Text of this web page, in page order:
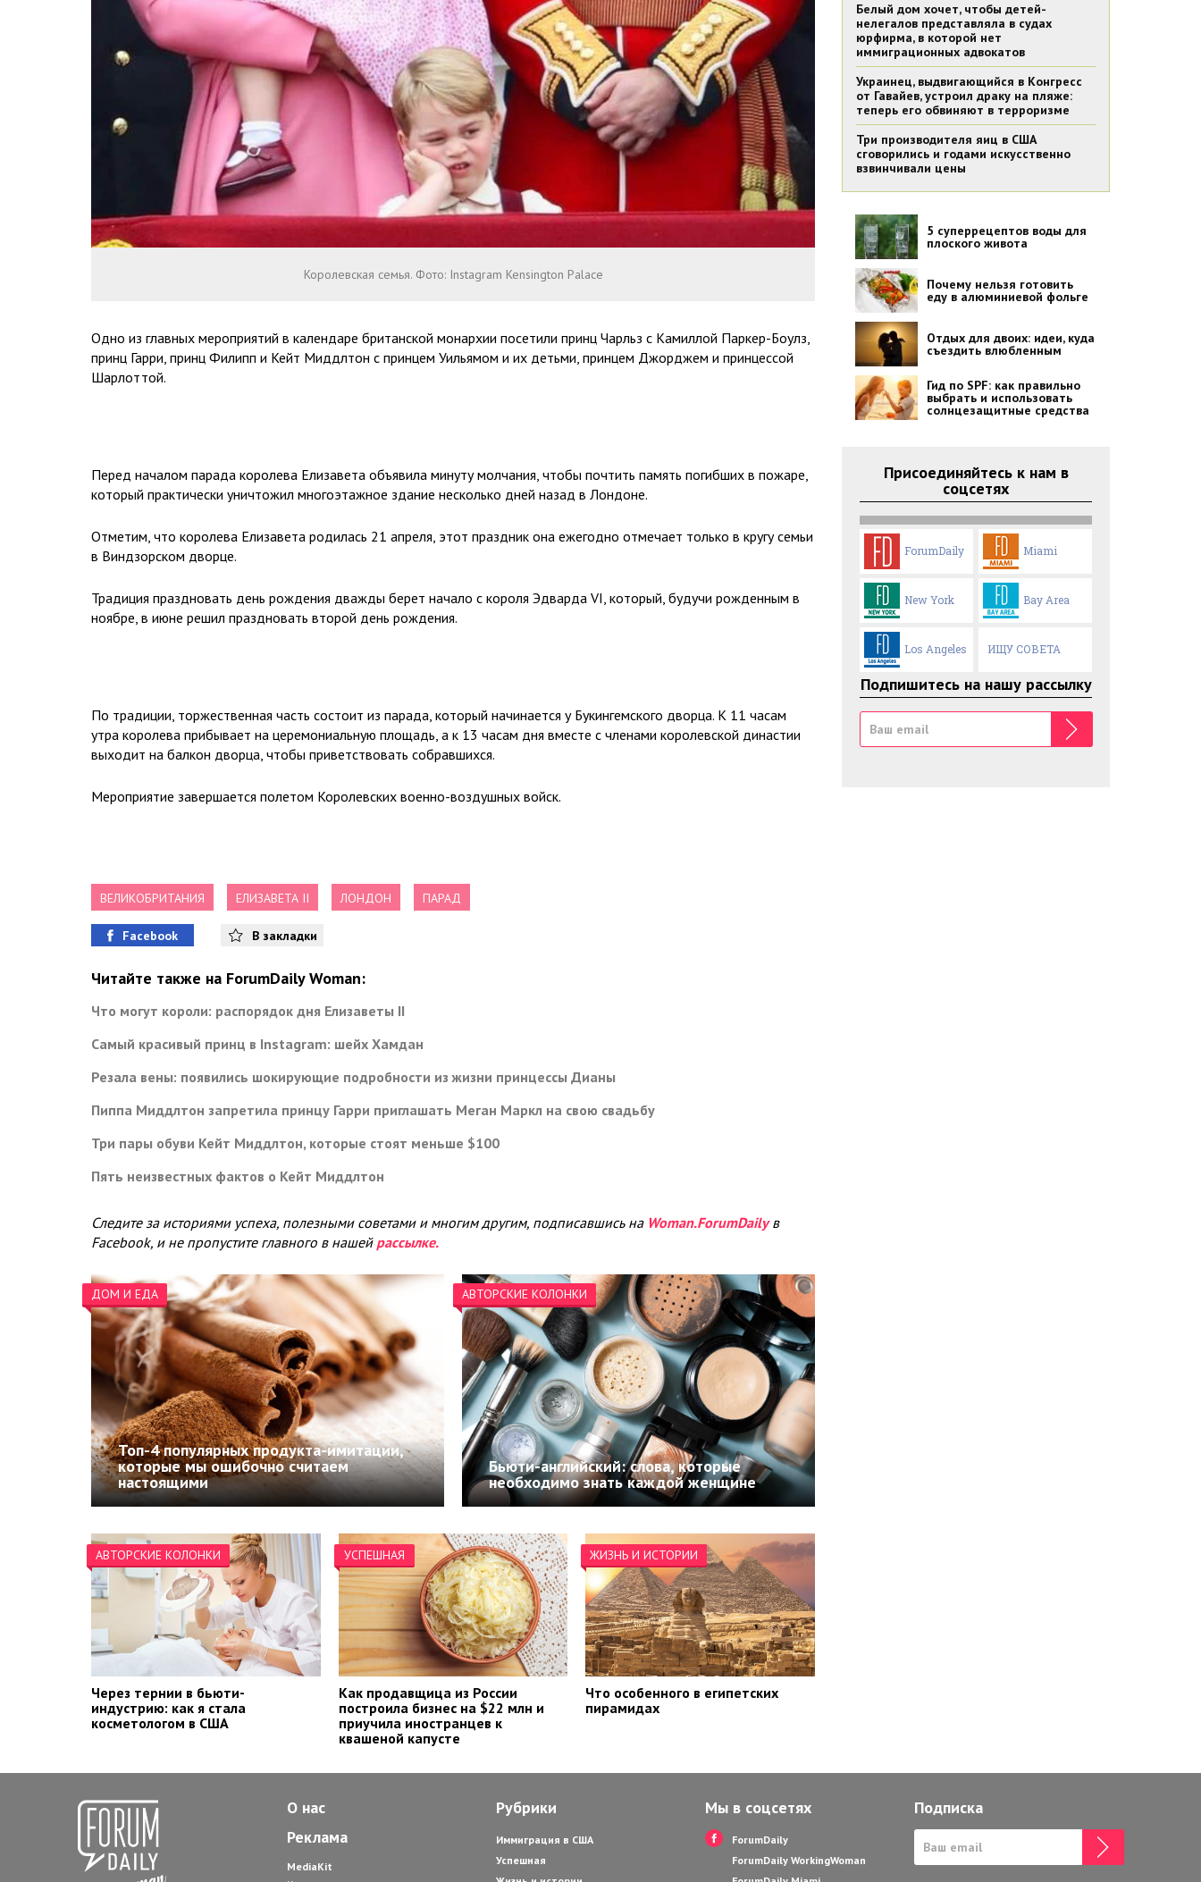
Королевская семья. Фото: Instagram Kensington Palace
Одно из главных мероприятий в календаре британской монархии посетили принц Чарльз с Камиллой Паркер-Боулз,
принц Гарри, принц Филипп и Кейт Миддлтон с принцем Уильямом и их детьми, принцем Джорджем и принцессой
Шарлоттой.
Перед началом парада королева Елизавета объявила минуту молчания, чтобы почтить память погибших в пожаре,
который практически уничтожил многоэтажное здание несколько дней назад в Лондоне.
Отметим, что королева Елизавета родилась 21 апреля, этот праздник она ежегодно отмечает только в кругу семьи
в Виндзорском дворце.
Традиция праздновать день рождения дважды берет начало с короля Эдварда VI, который, будучи рожденным в
ноябре, в июне решил праздновать второй день рождения.
По традиции, торжественная часть состоит из парада, который начинается у Букингемского дворца. К 11 часам
утра королева прибывает на церемониальную площадь, а к 13 часам дня вместе с членами королевской династии
выходит на балкон дворца, чтобы приветствовать собравшихся.
Мероприятие завершается полетом Королевских военно-воздушных войск.
ВЕЛИКОБРИТАНИЯ ЕЛИЗАВЕТА II ЛОНДОН ПАРАД
Facebook В закладки
Читайте также на ForumDaily Woman:
Что могут короли: распорядок дня Елизаветы II
Самый красивый принц в Instagram: шейх Хамдан
Резала вены: появились шокирующие подробности из жизни принцессы Дианы
Пиппа Миддлтон запретила принцу Гарри приглашать Меган Маркл на свою свадьбу
Три пары обуви Кейт Миддлтон, которые стоят меньше $100
Пять неизвестных фактов о Кейт Миддлтон
Следите за историями успеха, полезными советами и многим другим, подписавшись на Woman.ForumDailyв
Facebook, и не пропустите главного в нашей рассылке.
ДОМ И ЕДА
Топ-4 популярных продукта-имитации,
которые мы ошибочно считаем
настоящими
АВТОРСКИЕ КОЛОНКИ
Бьюти-английский: слова, которые
необходимо знать каждой женщине
АВТОРСКИЕ КОЛОНКИ
Через тернии в бьюти-
индустрию: как я стала
косметологом в США
УСПЕШНАЯ
Как продавщица из России
построила бизнес на $22 млн и
приучила иностранцев к
квашеной капусте
ЖИЗНЬ И ИСТОРИИ
Что особенного в египетских
пирамидах
Белый дом хочет, чтобы детей-
нелегалов представляла в судах
юрфирма, в которой нет
иммиграционных адвокатов
Украинец, выдвигающийся в Конгресс
от Гавайев, устроил драку на пляже:
теперь его обвиняют в терроризме
Три производителя яиц в США
сговорились и годами искусственно
взвинчивали цены
5 суперрецептов воды для
плоского живота
Почему нельзя готовить
еду в алюминиевой фольге
Отдых для двоих: идеи, куда
съездить влюбленным
Гид по SPF: как правильно
выбрать и использовать
солнцезащитные средства
Присоединяйтесь к нам в
соцсетях
ForumDaily Miami
New York Bay Area
Los Angeles ИЩУ СОВЕТА
Подпишитесь на нашу рассылку
О нас
Реклама
MediaKit
Рубрики
Иммиграция в США
Успешная
Мы в соцсетях
ForumDaily
ForumDaily WorkingWoman
Подписка